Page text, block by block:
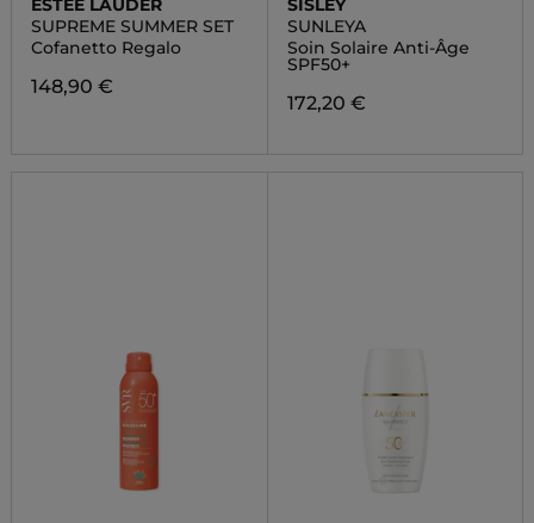
ESTÉE LAUDER
SUPREME SUMMER SET
Cofanetto Regalo
148,90 €
SISLEY
SUNLEYA
Soin Solaire Anti-Âge
SPF50+
172,20 €